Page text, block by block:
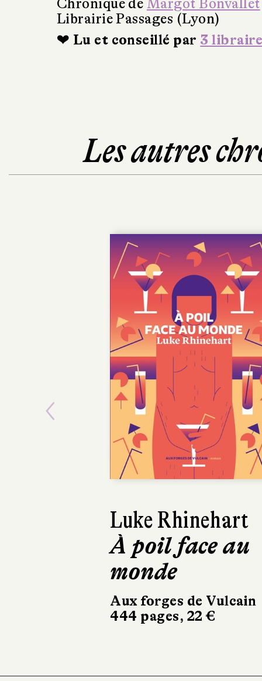
Chronique de Margot Bonvallet
Librairie Passages (Lyon)
❤ Lu et conseillé par 3
Les autres
Luke Rhinehart
À poil face au
monde
Aux forges de Vulcain
444 pages, 22 €
Hwang Sok-
Mater 2-10
Éditions Picquier
Previous